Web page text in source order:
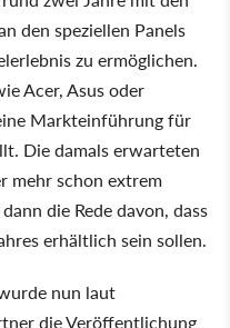
den speziellen Panels
zu ermöglichen.
Acer, Asus oder
Markteinführung für
Die damals erwarteten
mehr schon extrem
die Rede davon, dass
erhältlich sein sollen.
nun laut
die Veröffentlichung